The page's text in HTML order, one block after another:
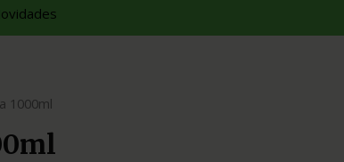
1000ml